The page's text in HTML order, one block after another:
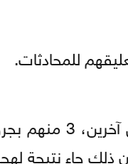
للمحادثات.
أعلن الجيش الإسرائيلي، مساء الاثنين،
ذلك جاء نتيجة